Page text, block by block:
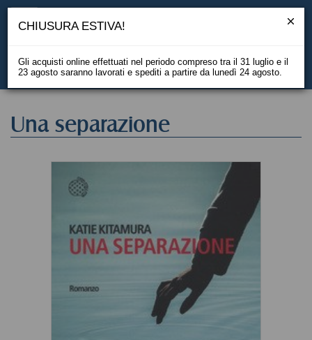
EN
Una separazione
CHIUSURA ESTIVA!
Gli acquisti online effettuati nel periodo compreso tra il 31 luglio e il
23 agosto saranno lavorati e spediti a partire da lunedì 24 agosto.